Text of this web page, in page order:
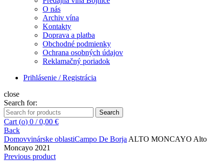
O nás
Archiv vína
Kontakty
Doprava a platba
Obchodné podmienky
Ochrana osobných údajov
Reklamačný poriadok
Prihlásenie / Registrácia
close
Search for:
Search
Cart (o) 0 / 0,00 €
Back
Domovvinárske oblastiCampo De Borja ALTO MONCAYO Alto
Moncayo 2021
Previous product